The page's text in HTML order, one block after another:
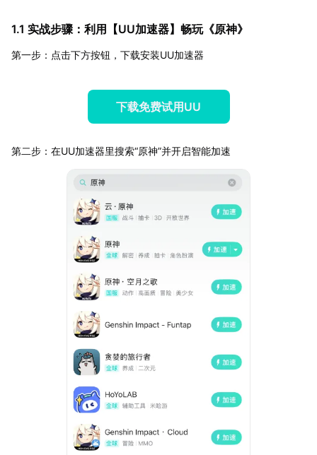
1.1 实战步骤：利用【UU加速器】畅玩《原神》
第一步：点击下方按钮，下载安装UU加速器
下载免费试用UU
第二步：在UU加速器里搜索“原神”并开启智能加速